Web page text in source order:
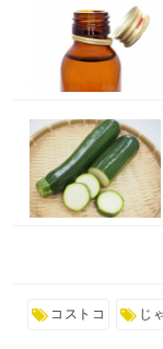
コストコ じ